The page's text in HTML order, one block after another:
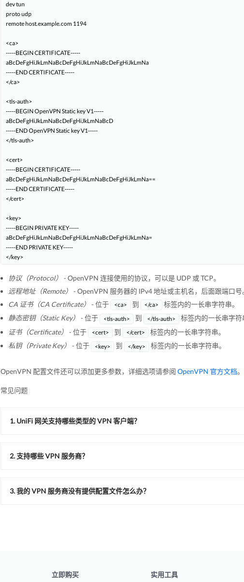
dev tun
proto udp
remote host.example.com 1194
<ca>
-----BEGIN CERTIFICATE-----
aBcDeFgHiJkLmNaBcDeFgHiJkLmNaBcDeFgHiJkLmNa
-----END CERTIFICATE-----
</ca>
<tls-auth>
-----BEGIN OpenVPN Static key V1-----
aBcDeFgHiJkLmNaBcDeFgHiJkLmNaBcD
-----END OpenVPN Static key V1-----
</tls-auth>
<cert>
-----BEGIN CERTIFICATE-----
aBcDeFgHiJkLmNaBcDeFgHiJkLmNaBcDeFgHiJkLmNa==
-----END CERTIFICATE-----
</cert>
<key>
-----BEGIN PRIVATE KEY-----
aBcDeFgHiJkLmNaBcDeFgHiJkLmNaBcDeFgHiJkLmNa=
-----END PRIVATE KEY-----
协议（Protocol）
- OpenVPN 连接使用的协议，可以是 UDP 或 TCP。
远程地址（Remote）
- OpenVPN 服务器的 IPv4 地址或主机名，后面跟端口号
CA 证书（CA Certificate）
- 位于 <ca> 到 </ca>
标签内的一长串字符串。
静态密钥（Static Key）
- 位于 <tls-auth> 到 </tls-auth>
标签内的一长串字符
证书（Certificate）
- 位于 <cert> 到 </cert>
标签内的一长串字符串。
私钥（Private Key）
- 位于 <key> 到 </key> 标签内的一长串字符串。
OpenVPN 配置文件还可以添加更多参数，详细选项请参阅 OpenVPN 官方文档。
常见问题
1. UniFi 网关支持哪些类型的 VPN 客户端？
2. 支持哪些 VPN 服务商？
3. 我的 VPN 服务商没有提供配置文件怎么办？
立即购买 实用工具